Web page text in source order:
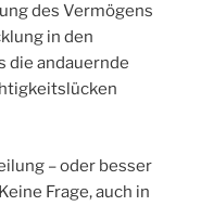
des Vermögens
in den
die andauernde
– oder besser
Frage, auch in